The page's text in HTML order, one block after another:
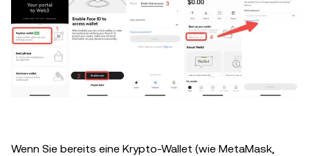
Wenn Sie bereits eine Krypto-Wallet (wie MetaMask,